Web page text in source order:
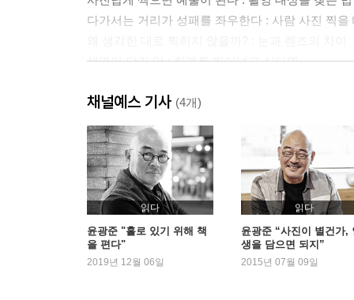
다가서는 거리가 성패를 좌우한다 : 사람 사진 찍을
생명이 담긴 알 : 한계를 뛰어넘고 싶다면
바보 같은 년 : 아름다움을 저장하는 법
2부: 찍는 이와 카메라가 편안해지려면
볼펜과 카메라의 대차대조표 : 사진 찍기의 비용
신기루를 오아시스로 만드는 법 : 찍은 사진 즐기기
선학의 발자국은 후학의 길 : 나의 사진 멘토
카메라와 오디오와 자동차 : 카메라 선택의 기준
필요한 카메라를 분류해 보면 : 크기와 스펙
O양의 이야기 : 생동감 있는 사진을 찍으려면
채널예스 기사 (4개)
읽다
윤광준 "홀로 있기 위해 책
을 편다"
2019년 12월 06일
읽다
윤광준 “사진이 별건가,
생을 담으면 되지”
2015년 07월 09일